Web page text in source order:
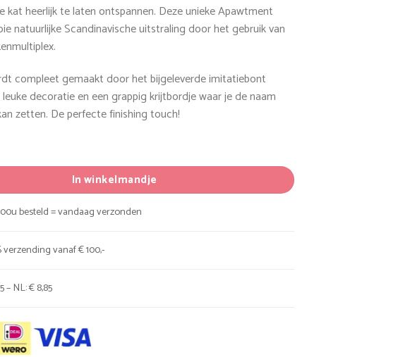
kat heerlijk te laten ontspannen. Deze unieke Apawtment
natuurlijke Scandinavische uitstraling door het gebruik van
compleet gemaakt door het bijgeleverde imitatiebont
decoratie en een grappig krijtbordje waar je de naam
zetten. De perfecte finishing touch!
aantal
In winkelmandje
besteld = vandaag verzonden
verzending vanaf € 100,-
– NL: € 8,85